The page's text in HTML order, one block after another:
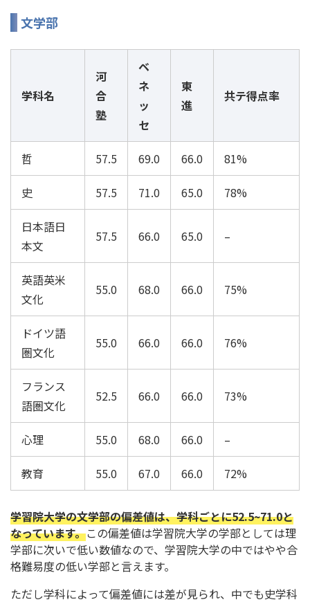
文学部
学科名
河
合
塾
ベ
ネ
ッ
セ
東
進
共テ得点率
哲 57.5 69.0 66.0 81%
史 57.5 71.0 65.0 78%
日本語日
本文
57.5 66.0 65.0 –
英語英米
文化
55.0 68.0 66.0 75%
ドイツ語
圏文化
55.0 66.0 66.0 76%
フランス
語圏文化
52.5 66.0 66.0 73%
心理 55.0 68.0 66.0 –
教育 55.0 67.0 66.0 72%
学習院大学の文学部の偏差値は、学科ごとに52.5~71.0と
なっています。この偏差値は学習院大学の学部としては理
学部に次いで低い数値なので、学習院大学の中ではやや合
格難易度の低い学部と言えます。
ただし学科によって偏差値には差が見られ、中でも史学科